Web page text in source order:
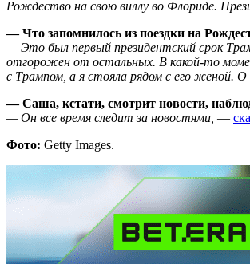
Рождество на свою виллу во Флориде.
— Что запомнилось из поездки на
— Это был первый президентский срок
отгорожен от остальных. В какой-то
с Трампом, а я стояла рядом с его женой.
— Саша, кстати, смотрит новости,
— Он все время следит за новостями, —
Фото: Getty Images.